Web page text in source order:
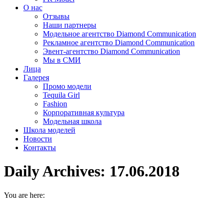
О нас
Отзывы
Наши партнеры
Модельное агентство Diamond Communication
Рекламное агентство Diamond Communication
Эвент-агентство Diamond Communication
Мы в СМИ
Лица
Галерея
Промо модели
Tequila Girl
Fashion
Корпоративная культура
Модельная школа
Школа моделей
Новости
Контакты
Daily Archives: 17.06.2018
You are here: